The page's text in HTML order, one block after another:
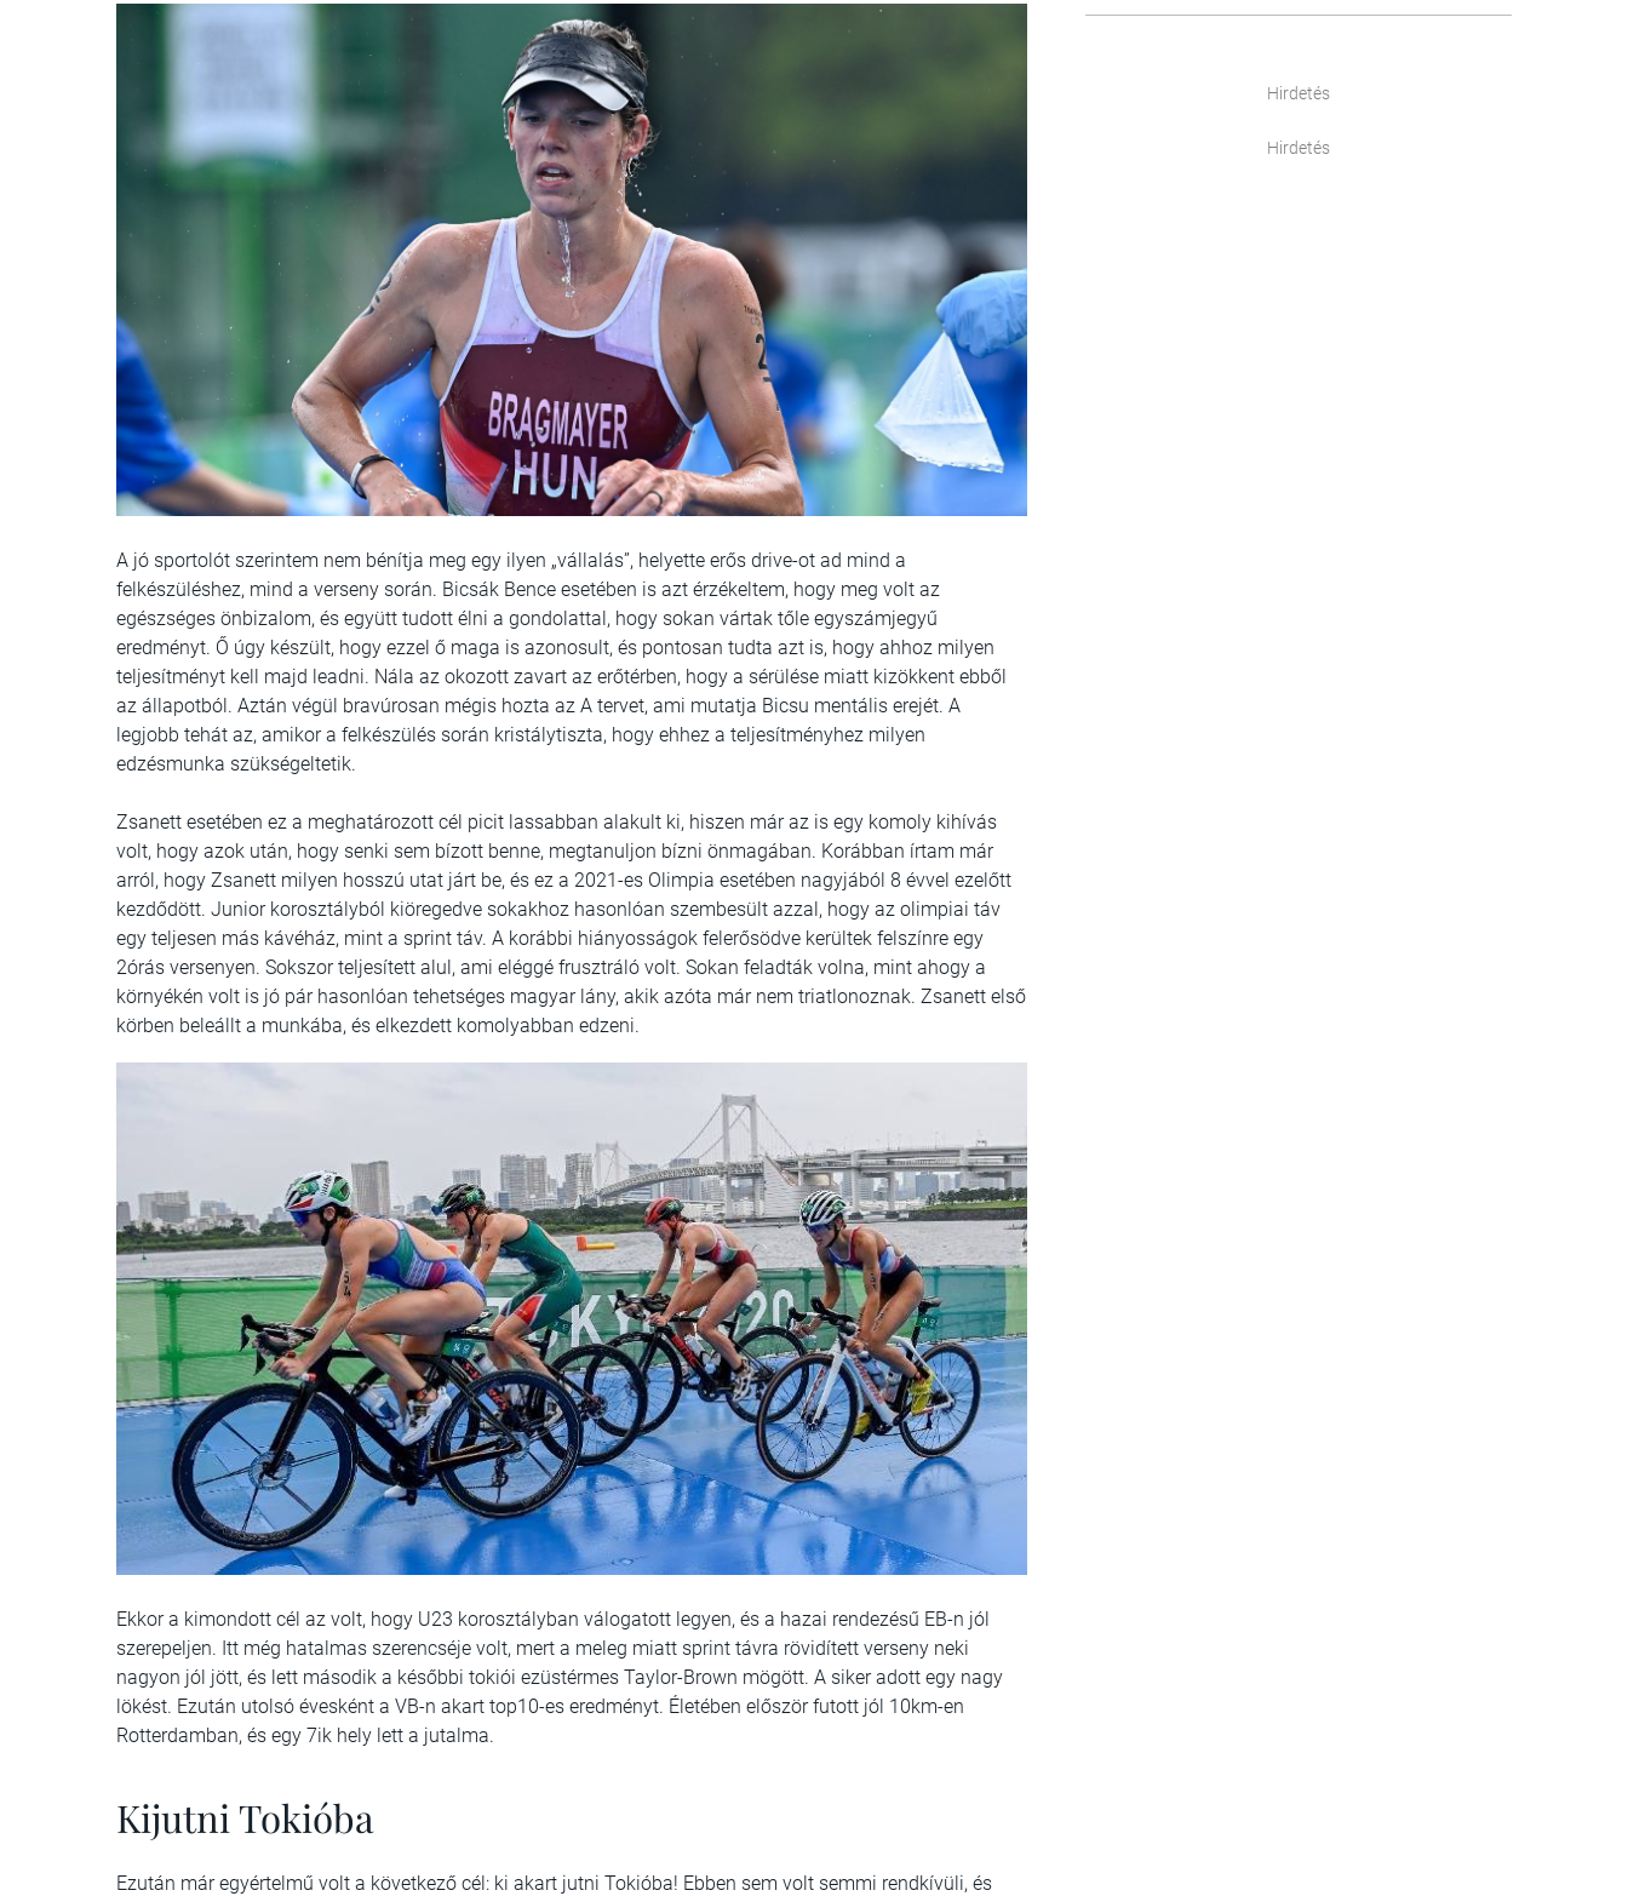
A jó sportolót szerintem nem bénítja meg egy ilyen „vállalás”, helyette erős drive-ot ad mind a
felkészüléshez, mind a verseny során. Bicsák Bence esetében is azt érzékeltem, hogy meg volt az
egészséges önbizalom, és együtt tudott élni a gondolattal, hogy sokan vártak tőle egyszámjegyű
eredményt. Ő úgy készült, hogy ezzel ő maga is azonosult, és pontosan tudta azt is, hogy ahhoz milyen
teljesítményt kell majd leadni. Nála az okozott zavart az erőtérben, hogy a sérülése miatt kizökkent ebből
az állapotból. Aztán végül bravúrosan mégis hozta az A tervet, ami mutatja Bicsu mentális erejét. A
legjobb tehát az, amikor a felkészülés során kristálytiszta, hogy ehhez a teljesítményhez milyen
edzésmunka szükségeltetik.
Zsanett esetében ez a meghatározott cél picit lassabban alakult ki, hiszen már az is egy komoly kihívás
volt, hogy azok után, hogy senki sem bízott benne, megtanuljon bízni önmagában. Korábban írtam már
arról, hogy Zsanett milyen hosszú utat járt be, és ez a 2021-es Olimpia esetében nagyjából 8 évvel ezelőtt
kezdődött. Junior korosztályból kiöregedve sokakhoz hasonlóan szembesült azzal, hogy az olimpiai táv
egy teljesen más kávéház, mint a sprint táv. A korábbi hiányosságok felerősödve kerültek felszínre egy
2órás versenyen. Sokszor teljesített alul, ami eléggé frusztráló volt. Sokan feladták volna, mint ahogy a
környékén volt is jó pár hasonlóan tehetséges magyar lány, akik azóta már nem triatlonoznak. Zsanett első
körben beleállt a munkába, és elkezdett komolyabban edzeni.
Ekkor a kimondott cél az volt, hogy U23 korosztályban válogatott legyen, és a hazai rendezésű EB-n jól
szerepeljen. Itt még hatalmas szerencséje volt, mert a meleg miatt sprint távra rövidített verseny neki
nagyon jól jött, és lett második a későbbi tokiói ezüstérmes Taylor-Brown mögött. A siker adott egy nagy
lökést. Ezután utolsó évesként a VB-n akart top10-es eredményt. Életében először futott jól 10km-en
Rotterdamban, és egy 7ik hely lett a jutalma.
Kijutni Tokióba
Ezután már egyértelmű volt a következő cél: ki akart jutni Tokióba! Ebben sem volt semmi rendkívüli, és
Hirdetés
Hirdetés